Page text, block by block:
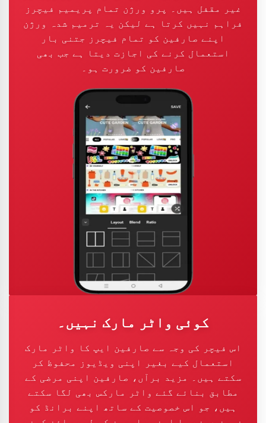
غیر مقفل ہیں۔ پرو ورژن تمام پریمیم فیچرز
فراہم نہیں کرتا ہے لیکن یہ ترمیم شدہ ورژن
اپنے صارفین کو تمام فیچرز جتنی بار
استعمال کرنے کی اجازت دیتا ہے جب بھی
صارفین کو ضرورت ہو۔
کوئی واٹر مارک نہیں۔
اس فیچر کی وجہ سے صارفین ایپ کا واٹر مارک
استعمال کیے بغیر اپنی ویڈیوز محفوظ کر
سکتے ہیں۔ مزید برآں، صارفین اپنی مرضی کے
مطابق بنائے گئے واٹر مارکس بھی لگا سکتے
ہیں، جو اس خصوصیت کے ساتھ اپنے برانڈ کو